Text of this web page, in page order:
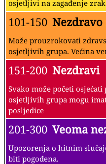
osjetljivi na zagađenje
101-150
Može prouzrokovati
osjetljivih grupa. Većina
151-200 Nezdravi
Svako može početi
osjetljivih grupa mogu
posljedice
201-300 Veoma
Upozorenja o hitnim
biti pogođena.